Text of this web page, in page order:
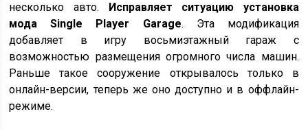
несколько авто.
Исправляет ситуацию установка
мода Single Player Garage. Эта модификация
добавляет в игру восьмиэтажный гараж с
возможностью размещения огромного числа машин.
Раньше такое сооружение открывалось только в
онлайн-версии, теперь же оно доступно и в оффлайн-
режиме.